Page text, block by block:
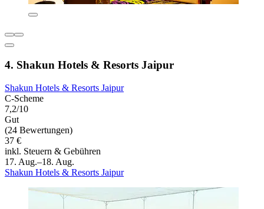
4. Shakun Hotels & Resorts Jaipur
Shakun Hotels & Resorts Jaipur
C-Scheme
7,2/10
Gut
(24 Bewertungen)
37 €
inkl. Steuern & Gebühren
17. Aug.–18. Aug.
Shakun Hotels & Resorts Jaipur